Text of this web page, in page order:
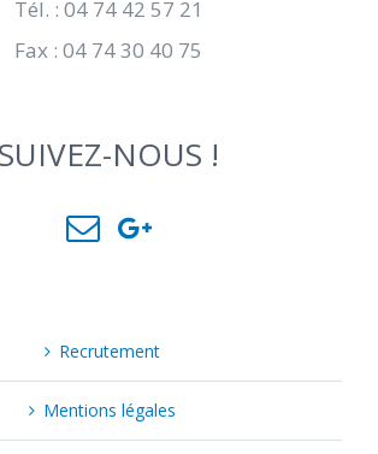
Tél. : 04 74 42 57 21
Fax : 04 74 30 40 75
SUIVEZ-NOUS !
Recrutement
Mentions légales